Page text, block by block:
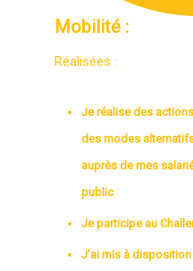
Mobilité :
Réalisées :
Je réalise des
des modes
auprès de mes
public
Je participe au
J’ai mis à